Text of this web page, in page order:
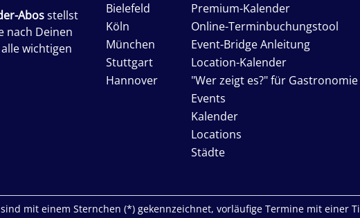
Abosstellst
nach Deinen
wichtigen
Bielefeld
Köln
München
Stuttgart
Hannover
Premium-Kalender
Online-Terminbuchungstool
Event-Bridge Anleitung
Location-Kalender
"Wer zeigt es?" für Gastronomie
Events
Kalender
Locations
Städte
mit einem Sternchen (*) gekennzeichnet, vorläufige Termine mit einer